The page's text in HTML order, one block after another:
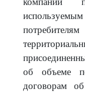
об объеме
договорам